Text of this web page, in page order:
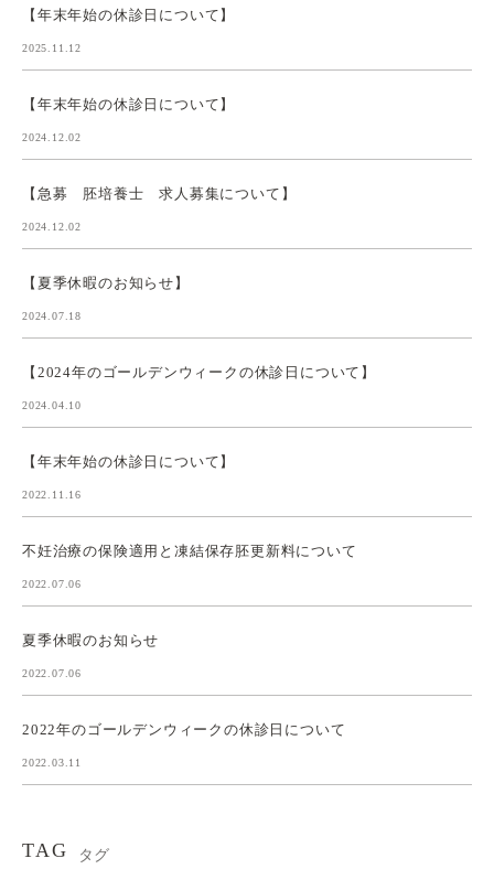
【年末年始の休診日について】
2025.11.12
【年末年始の休診日について】
2024.12.02
【急募 胚培養士 求人募集について】
2024.12.02
【夏季休暇のお知らせ】
2024.07.18
【2024年のゴールデンウィークの休診日について】
2024.04.10
【年末年始の休診日について】
2022.11.16
不妊治療の保険適用と凍結保存胚更新料について
2022.07.06
夏季休暇のお知らせ
2022.07.06
2022年のゴールデンウィークの休診日について
2022.03.11
TAG タグ